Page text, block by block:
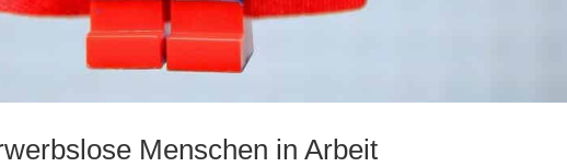
Menschen in Arbeit